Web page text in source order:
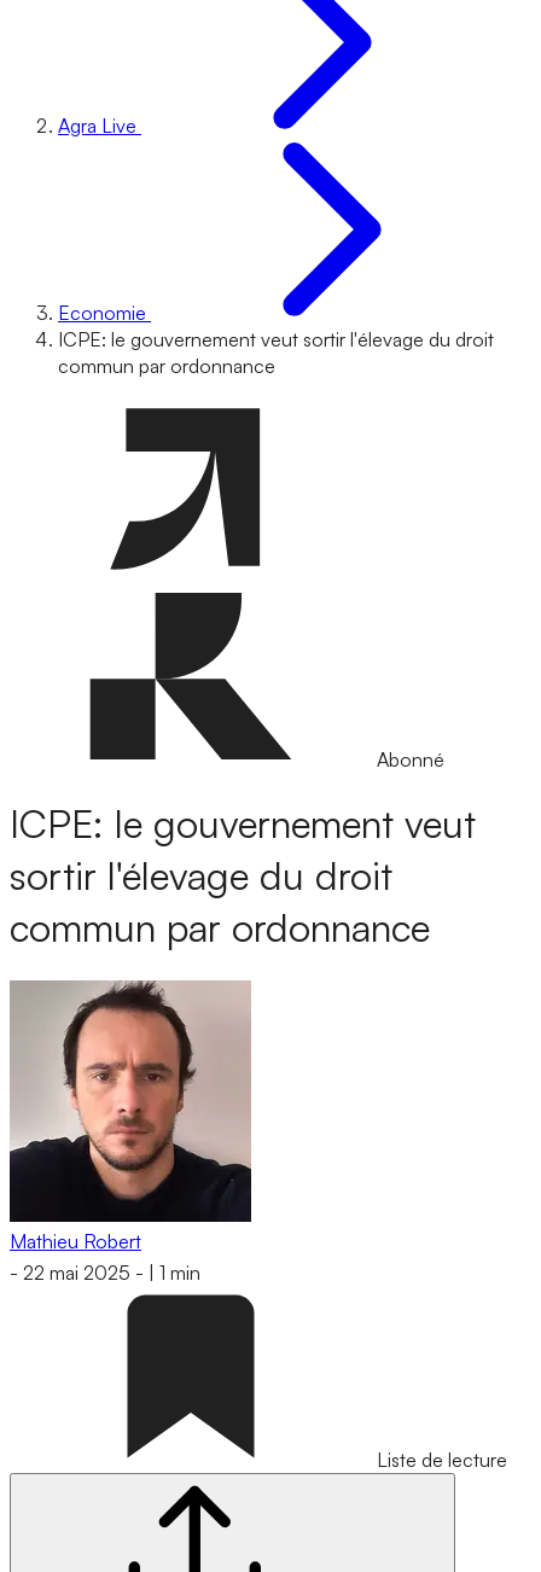
Agra Live
Economie
ICPE: le gouvernement veut sortir l'élevage du droit
commun par ordonnance
Abonné
ICPE: le gouvernement veut
sortir l'élevage du droit
commun par ordonnance
Mathieu Robert
- 22 mai 2025 - 1 min
Liste de lecture